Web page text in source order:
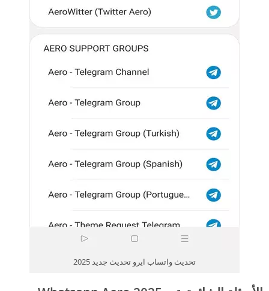
تحديث واتساب ايرو تحديث جديد 2025